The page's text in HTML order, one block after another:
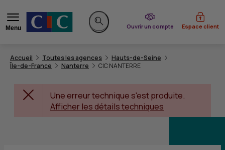
Menu
Rechercher sur le site
Ouvrir un compte
du CIC Espace client
Accueil Toutes les agences
Hauts-de-Seine
Île-de-France
Nanterre CIC NANTERRE
Une erreur technique s'est produite.
Afficher les détails techniques